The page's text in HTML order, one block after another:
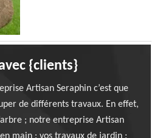
{clients}
Artisan Seraphin c’est que
de différents travaux. En effet,
; notre entreprise Artisan